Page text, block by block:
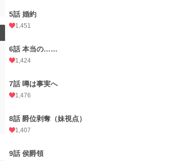
5話 婚約
1,451
6話 本当の……
1,424
7話 噂は事実へ
1,476
8話 爵位剥奪（妹視点）
1,407
9話 侯爵領